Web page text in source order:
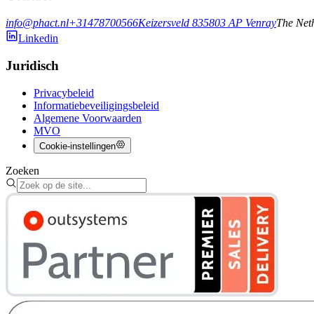
info@phact.nl+31478700566Keizersveld 835803 AP VenrayThe
Linkedin
Juridisch
Privacybeleid
Informatiebeveiligingsbeleid
Algemene Voorwaarden
MVO
Cookie-instellingen
Zoeken